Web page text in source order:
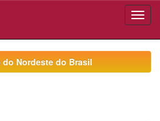
do Nordeste do Brasil